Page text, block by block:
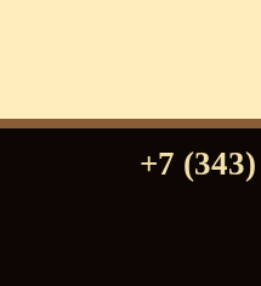
+7